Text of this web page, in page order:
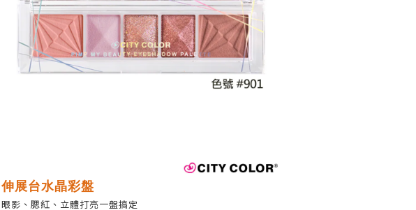
伸展台水晶彩盤
眼影、腮紅、立體打亮一盤搞定